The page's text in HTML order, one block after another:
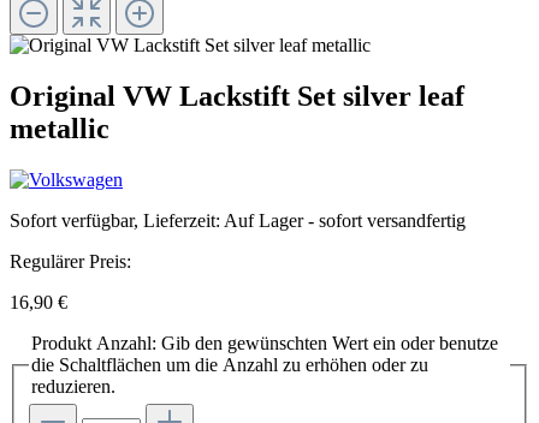
Original VW Lackstift Set silver leaf
metallic
Sofort verfügbar, Lieferzeit: Auf Lager - sofort versandfertig
Regulärer Preis:
16,90 €
Produkt Anzahl: Gib den gewünschten Wert ein oder benutze
die Schaltflächen um die Anzahl zu erhöhen oder zu
reduzieren.